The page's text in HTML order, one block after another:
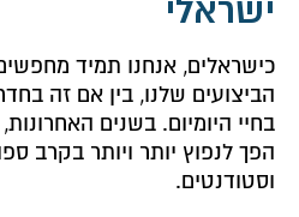
ישראלי
כישראלים, אנחנו תמיד
הביצועים שלנו, בין אם זה
בחיי היומיום. בשנים
הפך לנפוץ יותר ויותר בקרב
וסטודנטים.